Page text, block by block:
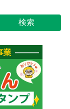
検索